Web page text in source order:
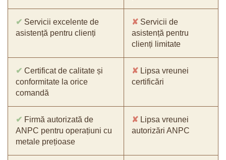
✔ Servicii excelente de
asistență pentru clienți
✘ Servicii de
asistență pentru
clienți limitate
✔ Certificat de calitate și
conformitate la orice
comandă
✘ Lipsa vreunei
certificări
✔ Firmă autorizată de
ANPC pentru operațiuni cu
metale prețioase
✘ Lipsa vreunei
autorizări ANPC